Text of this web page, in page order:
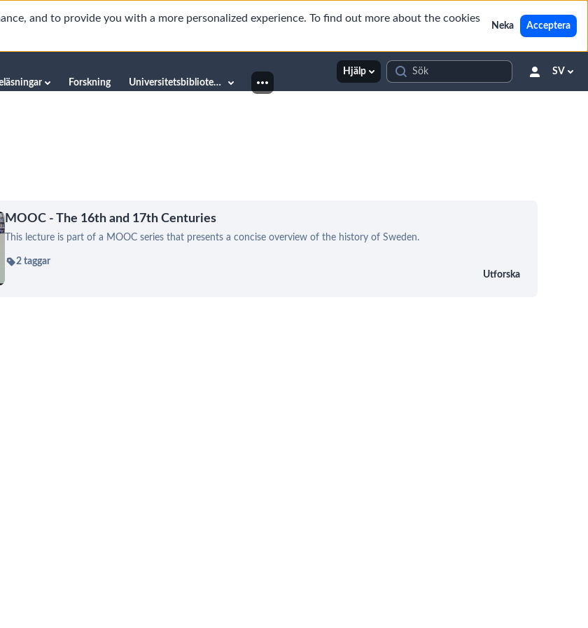
and to provide you with a more personalized experience. To find out more about the cookies
Neka Acceptera
Forskning Universitetsbiblioteket
Hjälp SV
MOOC - The 16th and 17th Centuries
This lecture is part of a MOOC series that presents a concise overview of the history of Sweden.
2 taggar
Utforska